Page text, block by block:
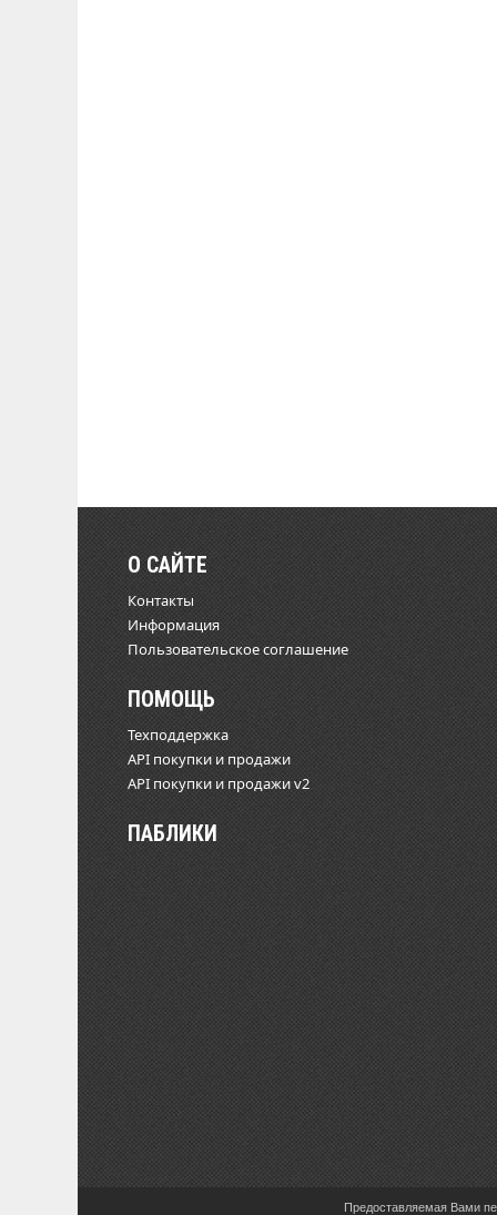
О САЙТЕ
Контакты
Информация
Пользовательское соглашение
ПОМОЩЬ
Техподдержка
API покупки и продажи
API покупки и продажи v2
ПАБЛИКИ
Предоставляемая Вами